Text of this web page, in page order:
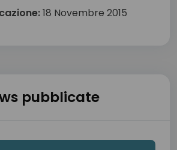
18 Novembre 2015
pubblicate